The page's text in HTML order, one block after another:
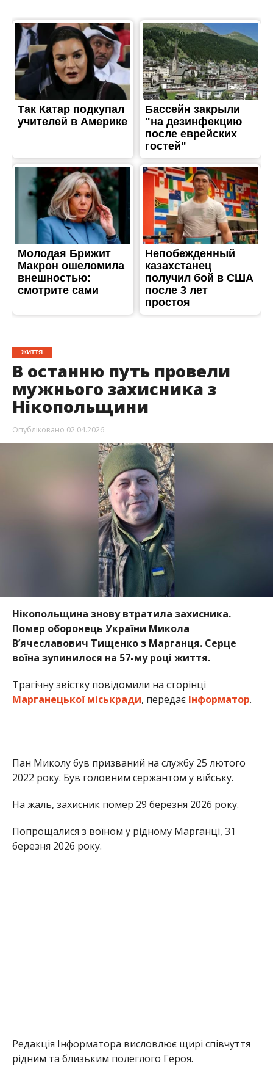
ЖИТТЯ
В останню путь провели
мужнього захисника з
Нікопольщини
Опубліковано 02.04.2026
Нікопольщина знову втратила захисника.
Помер оборонець України Микола
Вʼячеславович Тищенко з Марганця. Серце
воїна зупинилося на 57-му році життя.
Трагічну звістку повідомили на сторінці
Марганецької міськради, передає Інформатор.
Пан Миколу був призваний на службу 25 лютого
2022 року. Був головним сержантом у війську.
На жаль, захисник помер 29 березня 2026 року.
Попрощалися з воїном у рідному Марганці, 31
березня 2026 року.
Редакція Інформатора висловлює щирі співчуття
рідним та близьким полеглого Героя.